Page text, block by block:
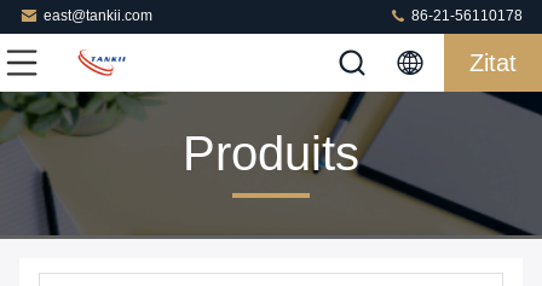
east@tankii.com 86-21-56110178
Zitat
Produits